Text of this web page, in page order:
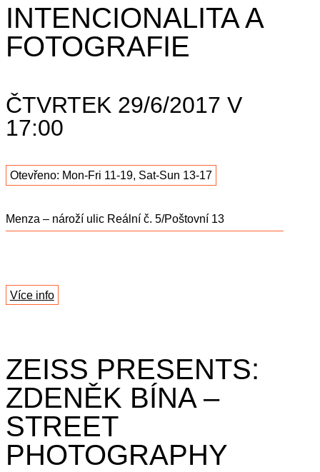
INTENCIONALITA A
FOTOGRAFIE
ČTVRTEK 29/6/2017 V
17:00
Otevřeno: Mon-Fri 11-19, Sat-Sun 13-17
Menza – nároží ulic Reální č. 5/Poštovní 13
Více info
ZEISS PRESENTS:
ZDENĚK BÍNA –
STREET
PHOTOGRAPHY